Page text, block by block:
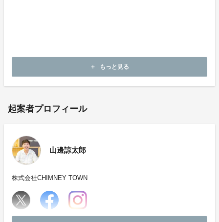
上記以外のメールで登録をお願いします。
add もっと見る
起案者プロフィール
山邊諒太郎
株式会社CHIMNEY TOWN